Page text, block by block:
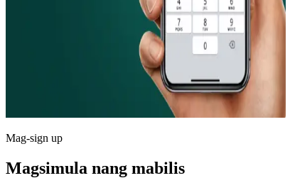
Mag-sign up
Magsimula nang mabilis